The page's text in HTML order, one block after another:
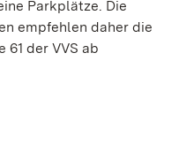
Parkplätze. Die
empfehlen daher die
61 der VVS ab